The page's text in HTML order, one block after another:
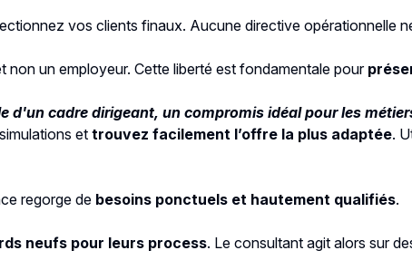
vos clients finaux. Aucune directive opérationnelle
un employeur. Cette liberté est fondamentale pour
cadre dirigeant, un compromis idéal pour les
et trouvez facilement l’offre la plus adaptée.
regorge de besoins ponctuels et hautement qualifiés.
neufs pour leurs process. Le consultant agit alors sur